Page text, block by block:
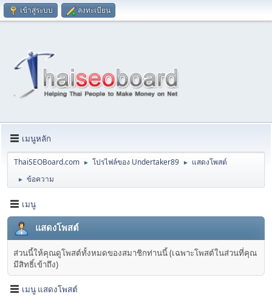
เข้าสู่ระบบ ลงทะเบียน
เมนูหลัก
ThaiSEOBoard.com ► โปรไฟล์ของ Undertaker89 ► แสดงโพสต์
► ข้อความ
เมนู
แสดงโพสต์
ส่วนนี้ให้คุณดูโพสต์ทั้งหมดของสมาชิกท่านนี้ (เฉพาะโพสต์ในส่วนที่คุณ
มีสิทธิ์เข้าถึง)
เมนู แสดงโพสต์